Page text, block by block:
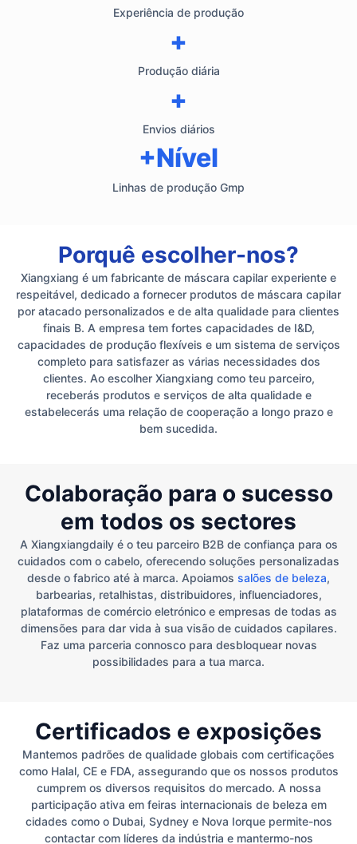
Experiência de produção
Produção diária
+
Envios diários
+
Linhas de produção Gmp
+Nível
Porquê escolher-nos?
Xiangxiang é um fabricante de máscara capilar experiente e
respeitável, dedicado a fornecer produtos de máscara capilar
por atacado personalizados e de alta qualidade para clientes
finais B. A empresa tem fortes capacidades de I&D,
capacidades de produção flexíveis e um sistema de serviços
completo para satisfazer as várias necessidades dos
clientes. Ao escolher Xiangxiang como teu parceiro,
receberás produtos e serviços de alta qualidade e
estabelecerás uma relação de cooperação a longo prazo e
bem sucedida.
Colaboração para o sucesso
em todos os sectores
A Xiangxiangdaily é o teu parceiro B2B de confiança para os
cuidados com o cabelo, oferecendo soluções personalizadas
desde o fabrico até à marca. Apoiamos salões de beleza,
barbearias, retalhistas, distribuidores, influenciadores,
plataformas de comércio eletrónico e empresas de todas as
dimensões para dar vida à sua visão de cuidados capilares.
Faz uma parceria connosco para desbloquear novas
possibilidades para a tua marca.
Certificados e exposições
Mantemos padrões de qualidade globais com certificações
como Halal, CE e FDA, assegurando que os nossos produtos
cumprem os diversos requisitos do mercado. A nossa
participação ativa em feiras internacionais de beleza em
cidades como o Dubai, Sydney e Nova Iorque permite-nos
contactar com líderes da indústria e mantermo-nos